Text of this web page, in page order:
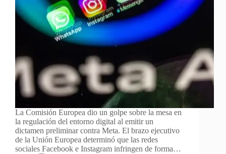
La Comisión Europea dio un golpe sobre la mesa en
la regulación del entorno digital al emitir un
dictamen preliminar contra Meta. El brazo ejecutivo
de la Unión Europea determinó que las redes
sociales Facebook e Instagram infringen de forma…